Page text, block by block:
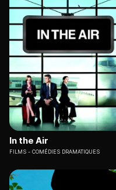
In the Air
FILMS COMÉDIES DRAMATIQUES